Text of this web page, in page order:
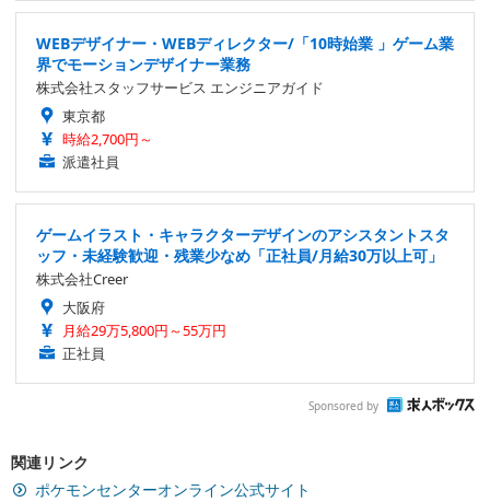
WEBデザイナー・WEBディレクター/「10時始業 」ゲーム業
界でモーションデザイナー業務
株式会社スタッフサービス エンジニアガイド
東京都
時給2,700円～
派遣社員
ゲームイラスト・キャラクターデザインのアシスタントスタ
ッフ・未経験歓迎・残業少なめ「正社員/月給30万以上可」
株式会社Creer
大阪府
月給29万5,800円～55万円
正社員
Sponsored by
関連リンク
ポケモンセンターオンライン公式サイト